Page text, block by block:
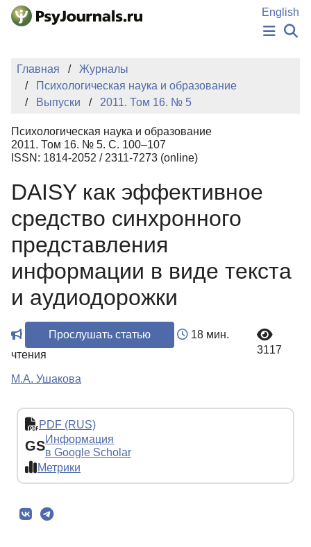
Перейти к основному содержанию
English
НОВОСТИ
ИЗДАНИЯ
АВТОРЫ
БАЗА ЗНАНИЙ
КЛЮЧЕВЫЕ СЛОВА
Регистрация
Главная
Журналы
Психологическая наука и образование
Выпуски
2011. Том 16. № 5
Психологическая наука и образование
2011. Том 16. № 5. С. 100–107
ISSN: 1814-2052 / 2311-7273 (online)
DAISY как эффективное
средство синхронного
представления
информации в виде текста
и аудиодорожки
Прослушать статью
18 мин.
чтения
3117
М.А. Ушакова
PDF (RUS)
GSИнформация
в Google Scholar
Метрики